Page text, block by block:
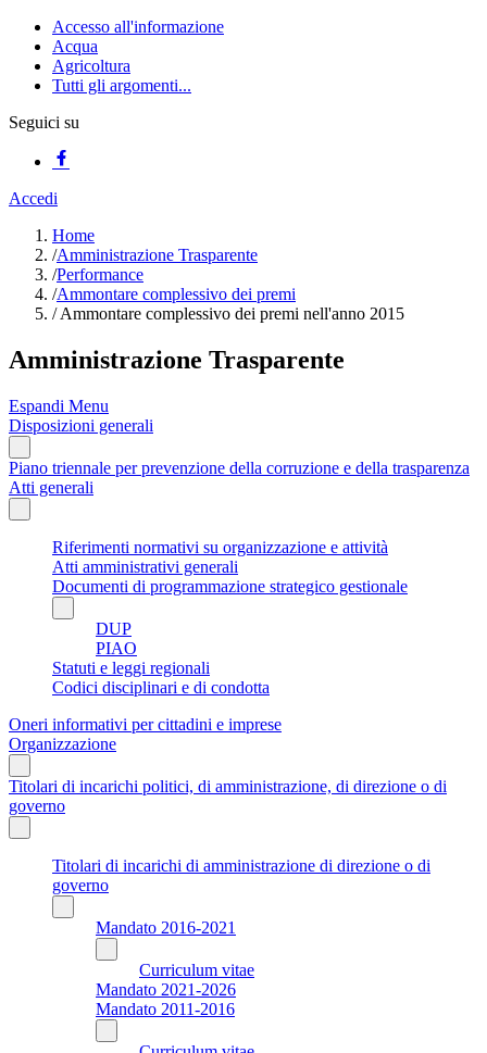
Accesso all'informazione
Acqua
Agricoltura
Tutti gli argomenti...
Seguici su
Accedi
Home
/Amministrazione Trasparente
/Performance
/Ammontare complessivo dei premi
/Ammontare complessivo dei premi nell'anno 2015
Amministrazione Trasparente
Espandi Menu
Disposizioni generali
Piano triennale per prevenzione della corruzione e della trasparenza
Atti generali
Riferimenti normativi su organizzazione e attività
Atti amministrativi generali
Documenti di programmazione strategico gestionale
DUP
PIAO
Statuti e leggi regionali
Codici disciplinari e di condotta
Oneri informativi per cittadini e imprese
Organizzazione
Titolari di incarichi politici, di amministrazione, di direzione o di
governo
Titolari di incarichi di amministrazione di direzione o di
governo
Mandato 2016-2021
Curriculum vitae
Mandato 2021-2026
Mandato 2011-2016